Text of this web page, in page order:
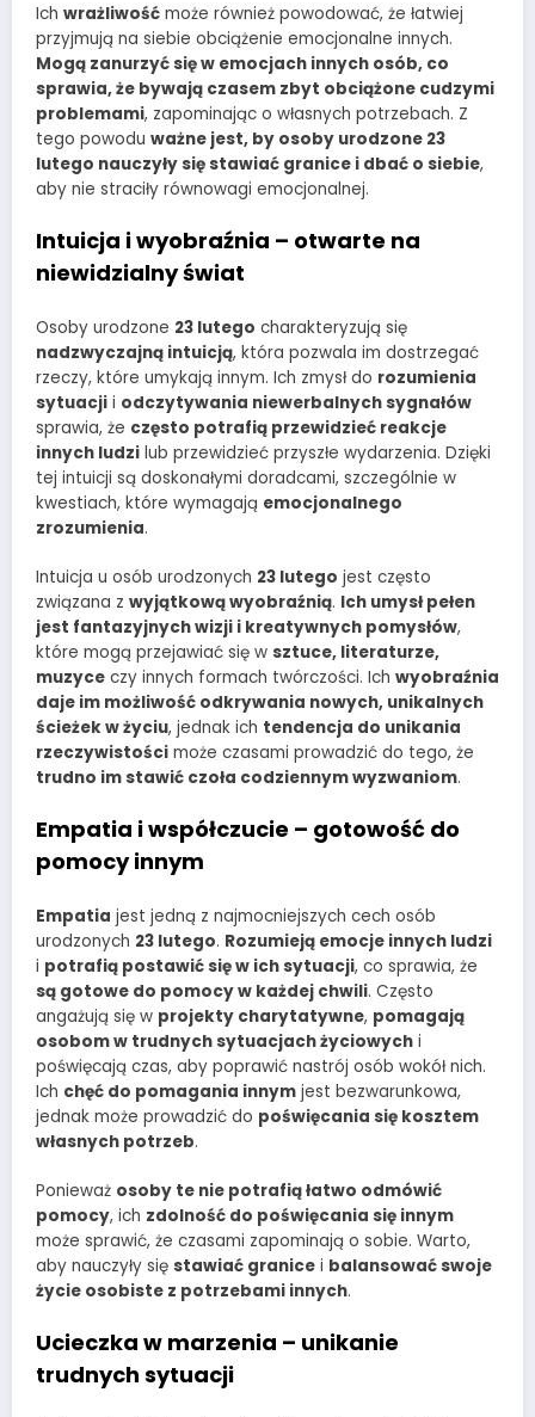
Ich wrażliwość może również powodować, że łatwiej
przyjmują na siebie obciążenie emocjonalne innych.
Mogą zanurzyć się w emocjach innych osób, co
sprawia, że bywają czasem zbyt obciążone cudzymi
problemami, zapominając o własnych potrzebach. Z
tego powodu ważne jest, by osoby urodzone 23
lutego nauczyły się stawiać granice i dbać o siebie,
aby nie straciły równowagi emocjonalnej.
Intuicja i wyobraźnia – otwarte na
niewidzialny świat
Osoby urodzone 23 lutego charakteryzują się
nadzwyczajną intuicją, która pozwala im dostrzegać
rzeczy, które umykają innym. Ich zmysł do rozumienia
sytuacji i odczytywania niewerbalnych sygnałów
sprawia, że często potrafią przewidzieć reakcje
innych ludzi lub przewidzieć przyszłe wydarzenia. Dzięki
tej intuicji są doskonałymi doradcami, szczególnie w
kwestiach, które wymagają emocjonalnego
zrozumienia.
Intuicja u osób urodzonych 23 lutego jest często
związana z wyjątkową wyobraźnią. Ich umysł pełen
jest fantazyjnych wizji i kreatywnych pomysłów,
które mogą przejawiać się w sztuce, literaturze,
muzyce czy innych formach twórczości. Ich wyobraźnia
daje im możliwość odkrywania nowych, unikalnych
ścieżek w życiu, jednak ich tendencja do unikania
rzeczywistości może czasami prowadzić do tego, że
trudno im stawić czoła codziennym wyzwaniom.
Empatia i współczucie – gotowość do
pomocy innym
Empatia jest jedną z najmocniejszych cech osób
urodzonych 23 lutego. Rozumieją emocje innych ludzi
i potrafią postawić się w ich sytuacji, co sprawia, że
są gotowe do pomocy w każdej chwili. Często
angażują się w projekty charytatywne, pomagają
osobom w trudnych sytuacjach życiowych i
poświęcają czas, aby poprawić nastrój osób wokół nich.
Ich chęć do pomagania innym jest bezwarunkowa,
jednak może prowadzić do poświęcania się kosztem
własnych potrzeb.
Ponieważ osoby te nie potrafią łatwo odmówić
pomocy, ich zdolność do poświęcania się innym
może sprawić, że czasami zapominają o sobie. Warto,
aby nauczyły się stawiać granice i balansować swoje
życie osobiste z potrzebami innych.
Ucieczka w marzenia – unikanie
trudnych sytuacji